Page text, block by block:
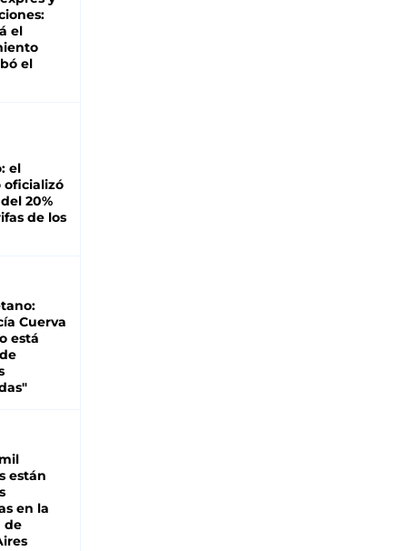
el
el
el
oficializó
20%
de los
Cuerva
está
están
en la
de